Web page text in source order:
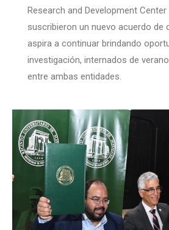
Research and Development Center
suscribieron un nuevo acuerdo de
aspira a continuar brindando
investigación, internados de
entre ambas entidades.